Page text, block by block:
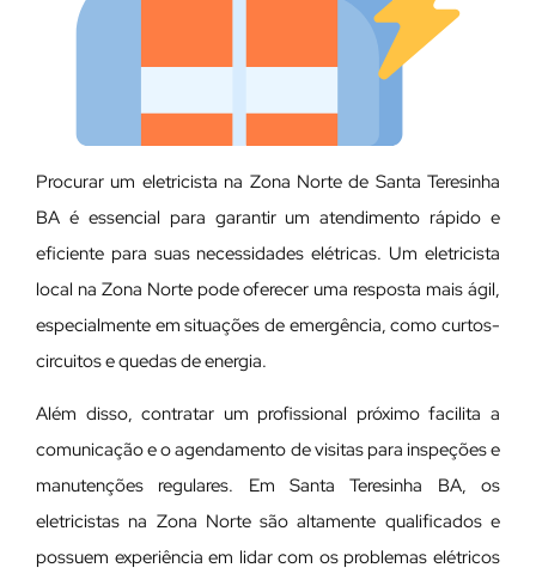
Procurar um eletricista na Zona Norte de Santa Teresinha
BA é essencial para garantir um atendimento rápido e
eficiente para suas necessidades elétricas. Um eletricista
local na Zona Norte pode oferecer uma resposta mais ágil,
especialmente em situações de emergência, como curtos-
circuitos e quedas de energia.
Além disso, contratar um profissional próximo facilita a
comunicação e o agendamento de visitas para inspeções e
manutenções regulares. Em Santa Teresinha BA, os
eletricistas na Zona Norte são altamente qualificados e
possuem experiência em lidar com os problemas elétricos